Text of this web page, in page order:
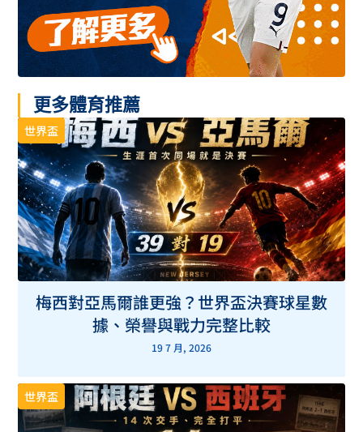
更多體育推薦
世界盃
梅西對亞馬爾誰更強？世界盃決賽球星數
據、榮譽與戰力完整比較
19 7 月, 2026
世界盃